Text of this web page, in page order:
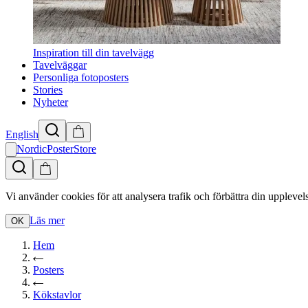
Inspiration till din tavelvägg
Tavelväggar
Personliga fotoposters
Stories
Nyheter
English
NordicPosterStore
Vi använder cookies för att analysera trafik och förbättra din
OK Läs mer
Hem
Posters
Kökstavlor